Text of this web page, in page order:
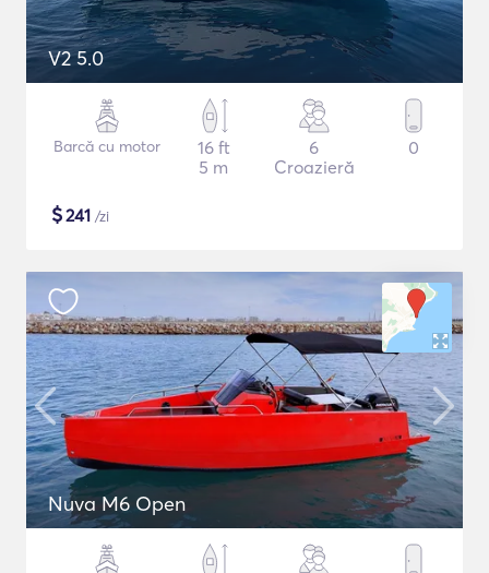
V2 5.0
Barcă cu motor
16 ft
5 m
6
Croazieră
0
$241 /zi
Nuva M6 Open